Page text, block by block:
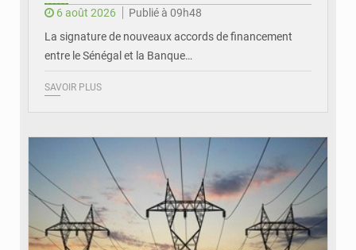
6 août 2026
Publié à 09h48
La signature de nouveaux accords de financement
entre le Sénégal et la Banque…
SAVOIR PLUS